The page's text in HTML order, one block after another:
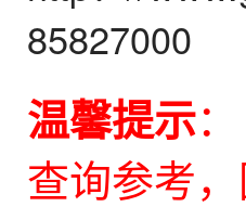
85827000
温馨提示
查询参考